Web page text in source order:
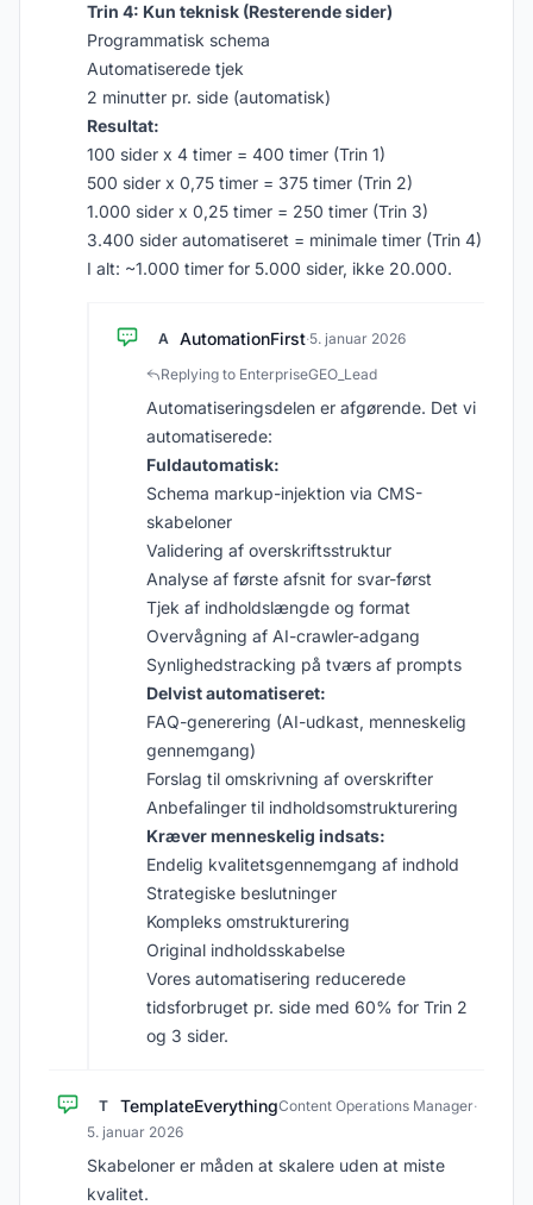
Trin 4: Kun teknisk (Resterende sider)
Programmatisk schema
Automatiserede tjek
2 minutter pr. side (automatisk)
Resultat:
100 sider x 4 timer = 400 timer (Trin 1)
500 sider x 0,75 timer = 375 timer (Trin 2)
1.000 sider x 0,25 timer = 250 timer (Trin 3)
3.400 sider automatiseret = minimale timer (Trin 4)
I alt: ~1.000 timer for 5.000 sider, ikke 20.000.
A AutomationFirst·5. januar 2026
Replying to EnterpriseGEO_Lead
Automatiseringsdelen er afgørende. Det vi
automatiserede:
Fuldautomatisk:
Schema markup-injektion via CMS-
skabeloner
Validering af overskriftsstruktur
Analyse af første afsnit for svar-først
Tjek af indholdslængde og format
Overvågning af AI-crawler-adgang
Synlighedstracking på tværs af prompts
Delvist automatiseret:
FAQ-generering (AI-udkast, menneskelig
gennemgang)
Forslag til omskrivning af overskrifter
Anbefalinger til indholdsomstrukturering
Kræver menneskelig indsats:
Endelig kvalitetsgennemgang af indhold
Strategiske beslutninger
Kompleks omstrukturering
Original indholdsskabelse
Vores automatisering reducerede
tidsforbruget pr. side med 60% for Trin 2
og 3 sider.
T TemplateEverythingContent Operations Manager·
5. januar 2026
Skabeloner er måden at skalere uden at miste
kvalitet.